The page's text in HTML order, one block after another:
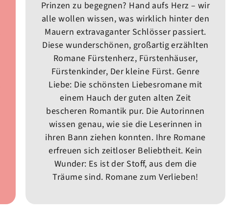
Prinzen zu begegnen? Hand aufs Herz – wir
alle wollen wissen, was wirklich hinter den
Mauern extravaganter Schlösser passiert.
Diese wunderschönen, großartig erzählten
Romane Fürstenherz, Fürstenhäuser,
Fürstenkinder, Der kleine Fürst. Genre
Liebe: Die schönsten Liebesromane mit
einem Hauch der guten alten Zeit
bescheren Romantik pur. Die Autorinnen
wissen genau, wie sie die Leserinnen in
ihren Bann ziehen konnten. Ihre Romane
erfreuen sich zeitloser Beliebtheit. Kein
Wunder: Es ist der Stoff, aus dem die
Träume sind. Romane zum Verlieben!